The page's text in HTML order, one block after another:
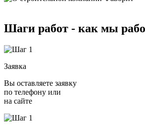
Шаги работ - как мы
Заявка
Вы оставляете заявку
по телефону или
на сайте